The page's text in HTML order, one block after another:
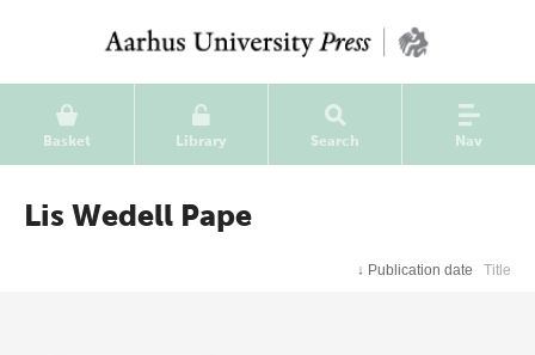
Basket Library Search Nav
Lis Wedell Pape
↓ Publication date Title